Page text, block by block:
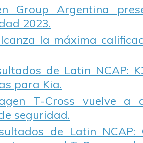
Group Argentina
2023.
la máxima
de Latin NCAP:
para Kia.
T-Cross vuelve a
seguridad.
de Latin NCAP: